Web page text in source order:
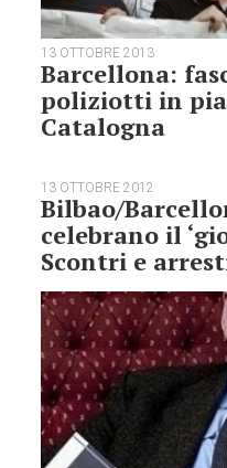
13 OTTOBRE 2013
Barcellona:
poliziotti in
Catalogna
13 OTTOBRE 2012
Bilbao/
celebrano il
Scontri e